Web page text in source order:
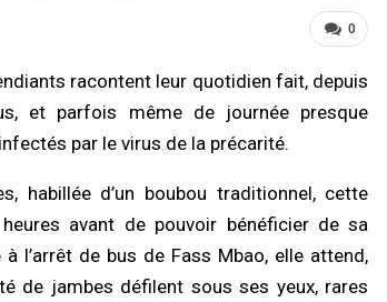
0
racontent leur quotidien fait, depuis
et parfois même de journée presque
par le virus de la précarité.
habillée d’un boubou traditionnel, cette
avant de pouvoir bénéficier de sa
l’arrêt de bus de Fass Mbao, elle attend,
de jambes défilent sous ses yeux, rares
mouton, la
de…
l’instruction, prononce plusieurs non-
lieux et renvoie des prévenus…
ACTUALITÉ À LA UNE